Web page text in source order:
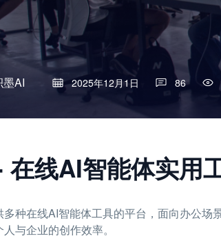
墨AI 2025年12月1日 86
在线AI智能体实用
种在线AI智能体工具的平台，面向办公
与企业的创作效率。